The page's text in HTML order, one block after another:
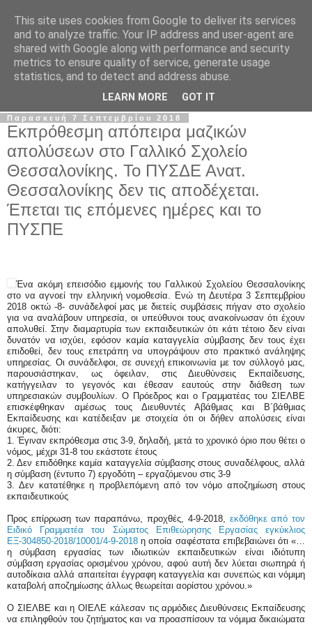
Σ.Ι.Ε.Λ.Β.Ε.
Ο επίσημος ιστότοπος του Συλλόγου Ιδιωτικών
Εκπαιδευτικών Λειτουργών Βόρειας Ελλάδας
Παρασκευή 7 Σεπτεμβρίου 2018
Εκπρόθεσμη απόπειρα μαζικών
απολύσεων στο Γαλλικό Σχολείο
Θεσσαλονίκης. Το ΠΥΣΔΕ Ανατ.
Θεσσαλονίκης δεν τις αποδέχεται.
Έπεται τις επόμενες ημέρες και το
ΠΥΣΠΕ
Έναακόμη επεισόδιο εμμονής του Γαλλικού Σχολείου Θεσσαλονίκης
στο να αγνοεί την ελληνική νομοθεσία. Ενώ τη Δευτέρα 3 Σεπτεμβρίου
2018 οκτώ -8- συνάδελφοί μας με διετείς συμβάσεις πήγαν στο σχολείο
για να αναλάβουν υπηρεσία, οι υπεύθυνοι τους ανακοίνωσαν ότι έχουν
απολυθεί. Στην διαμαρτυρία των εκπαιδευτικών ότι κάτι τέτοιο δεν είναι
δυνατόν να ισχύει, εφόσον καμία καταγγελία σύμβασης δεν τους έχει
επιδοθεί, δεν τους επετράπη να υπογράψουν στο πρακτικό ανάληψης
υπηρεσίας. Οι συνάδελφοι, σε συνεχή επικοινωνία με τον σύλλογό μας,
παρουσιάστηκαν, ως όφειλαν, στις Διευθύνσεις Εκπαίδευσης,
κατήγγειλαν το γεγονός και έθεσαν εαυτούς στην διάθεση των
υπηρεσιακών συμβουλίων. Ο Πρόεδρος και ο Γραμματέας του ΣΙΕΛΒΕ
επισκέφθηκαν αμέσως τους Διευθυντές Αβάθμιας και Β΄βάθμιας
Εκπαίδευσης και κατέδειξαν με στοιχεία ότι οι δήθεν απολύσεις είναι
άκυρες, διότι:
1.
Έγιναν εκπρόθεσμα στις 3-9, δηλαδή, μετά το χρονικό όριο που θέτει ο
νόμος, μέχρι 31-8 του εκάστοτε έτους
2. Δεν επιδόθηκε καμία καταγγελία σύμβασης στους συναδέλφους, αλλά
η σύμβαση (έντυπο 7) εργοδότη – εργαζόμενου στις 3-9
3.
Δεν κατατέθηκε η προβλεπόμενη από τον νόμο αποζημίωση στους
εκπαιδευτικούς
Προς επίρρωση των παραπάνω, προχθές, 4-9-2018, εκδόθηκε από τον
Ειδικό Γραμματέα του Σώματος Επιθεώρησης Εργασίας εγκύκλιος
ΕΞ-304850-2018/10001/4-9-2018 η οποία σαφέστατα επιβεβαιώνει ότι «…
η σύμβαση εργασίας των ιδιωτικών εκπαιδευτικών είναι ιδιότυπη
σύμβαση εργασίας ορισμένου χρόνου, αφού αυτή δεν λύεται σιωπηρά ή
αυτοδίκαια αλλά απαιτείται έγγραφη καταγγελία και συνεπώς και νόμιμη
καταβολή αποζημίωσης άλλως θεωρείται αορίστου χρόνου.»
Ο ΣΙΕΛΒΕ και η ΟΙΕΛΕ κάλεσαν τις αρμόδιες Διευθύνσεις Εκπαίδευσης
να επιληφθούν του ζητήματος και να προασπίσουν τα νόμιμα δικαιώματα
This site uses cookies from Google to deliver its services
and to analyze traffic. Your IP address and user-agent are
shared with Google along with performance and security
metrics to ensure quality of service, generate usage
statistics, and to detect and address abuse.
LEARN MORE GOT IT